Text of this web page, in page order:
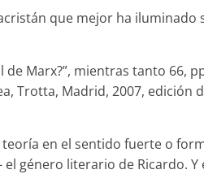
que mejor ha iluminado
Marx?”, mientras tanto 66,
Trotta, Madrid, 2007, edición
en el sentido fuerte o
género literario de Ricardo.